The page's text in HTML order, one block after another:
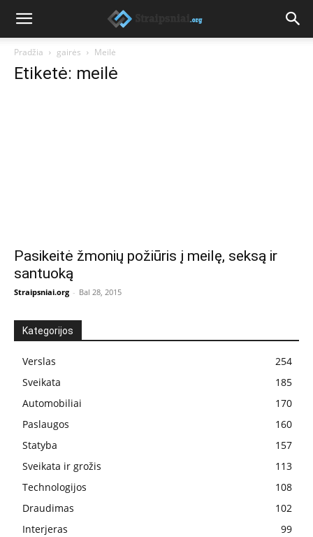
Pradžia gairės Meilė
Etiketė: meilė
Pasikeitė žmonių požiūris į meilę, seksą ir
santuoką
Straipsniai.org - Bal 28, 2015
Kategorijos
Verslas
254
Sveikata
185
Automobiliai
170
Paslaugos
160
Statyba
157
Sveikata ir grožis
113
Technologijos
108
Draudimas
102
Interjeras
99